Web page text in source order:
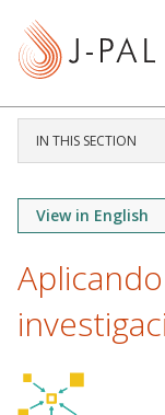
IN THIS SECTION
View in English